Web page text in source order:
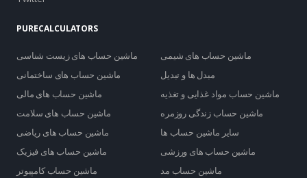
PURECALCULATORS
ماشین حساب های زیست شناسی
ماشین حساب های شیمی
ماشین حساب های ساختمانی
مبدل ها و تبدیل
ماشین حساب های مالی
ماشین حساب مواد غذایی و تغذیه
ماشین حساب های سلامت
ماشین حساب زندگی روزمره
ماشین حساب های ریاضی
سایر ماشین حساب ها
ماشین حساب های فیزیک
ماشین حساب های ورزشی
ماشین حساب کامپیوتر
ماشین حساب مد